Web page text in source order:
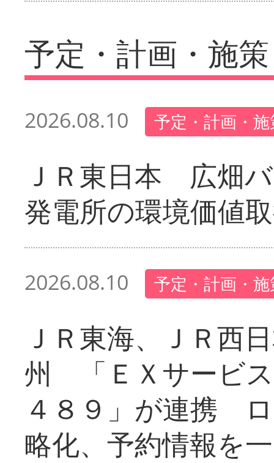
予定・計画・施策
2026.08.10 予定・計画・
ＪＲ東日本 広畑
発電所の環境価値
2026.08.10 予定・計画・
ＪＲ東海、ＪＲ西
州 「ＥＸサービ
４８９」が連携
略化、予約情報を